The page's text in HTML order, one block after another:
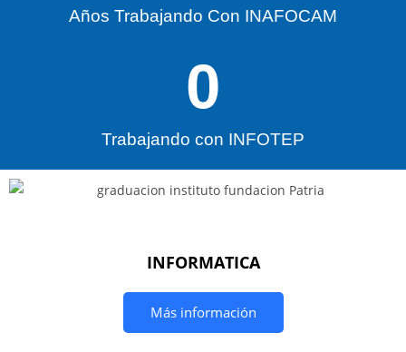
Años Trabajando Con INAFOCAM
Trabajando con INFOTEP
0
INFORMATICA
Más información